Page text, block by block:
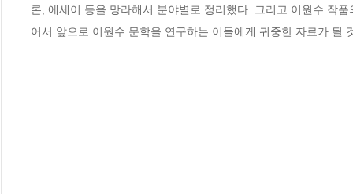
론, 에세이 등을 망라해서 분야별로 정리했다. 그리고 이원수 작
어서 앞으로 이원수 문학을 연구하는 이들에게 귀중한 자료가 될